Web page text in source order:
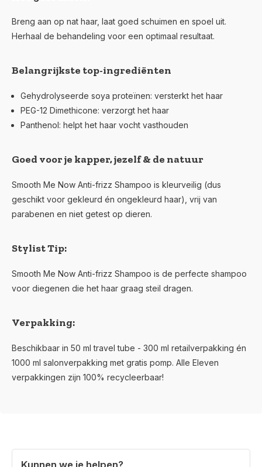
Breng aan op nat haar, laat goed schuimen en spoel uit.
Herhaal de behandeling voor een optimaal resultaat.
Belangrijkste top-ingrediënten
Gehydrolyseerde soya proteïnen: versterkt het haar
PEG-12 Dimethicone: verzorgt het haar
Panthenol: helpt het haar vocht vasthouden
Goed voor je kapper, jezelf & de natuur
Smooth Me Now Anti-frizz Shampoo is kleurveilig (dus
geschikt voor gekleurd én ongekleurd haar), vrij van
parabenen en niet getest op dieren.
Stylist Tip:
Smooth Me Now Anti-frizz Shampoo is de perfecte shampoo
voor diegenen die het haar graag steil dragen.
Verpakking:
Beschikbaar in 50 ml travel tube - 300 ml retailverpakking én
1000 ml salonverpakking met gratis pomp. Alle Eleven
verpakkingen zijn 100% recycleerbaar!
Kunnen we je helpen?